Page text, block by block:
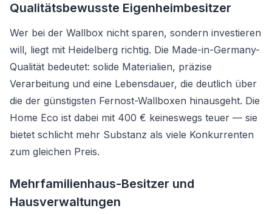
Qualitätsbewusste Eigenheimbesitzer
Wer bei der Wallbox nicht sparen, sondern investieren
will, liegt mit Heidelberg richtig. Die Made-in-Germany-
Qualität bedeutet: solide Materialien, präzise
Verarbeitung und eine Lebensdauer, die deutlich über
die der günstigsten Fernost-Wallboxen hinausgeht. Die
Home Eco ist dabei mit 400 € keineswegs teuer — sie
bietet schlicht mehr Substanz als viele Konkurrenten
zum gleichen Preis.
Mehrfamilienhaus-Besitzer und
Hausverwaltungen